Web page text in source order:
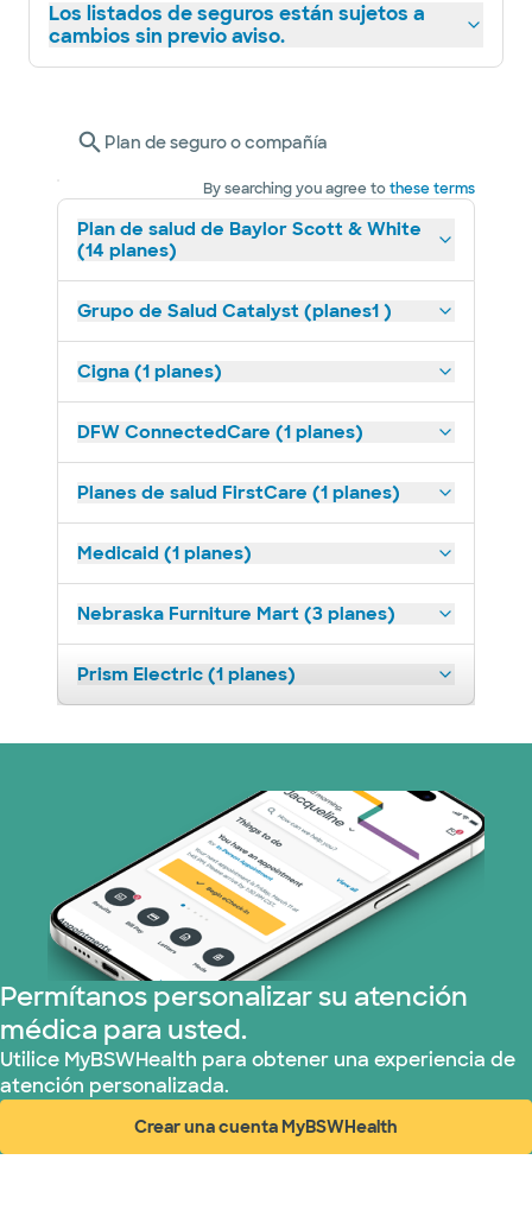
Los listados de seguros están sujetos a
cambios sin previo aviso.
Plan de seguro o compañía
By searching you agree tothese terms
Plan de salud de Baylor Scott & White
(14 planes)
Grupo de Salud Catalyst (planes1 )
Cigna (1 planes)
DFW ConnectedCare (1 planes)
Planes de salud FirstCare (1 planes)
Medicaid (1 planes)
Nebraska Furniture Mart (3 planes)
Prism Electric (1 planes)
Permítanos personalizar su atención
médica para usted.
Utilice MyBSWHealth para obtener una experiencia de
atención personalizada.
Crear una cuenta MyBSWHealth
(abre en ventana nueva)